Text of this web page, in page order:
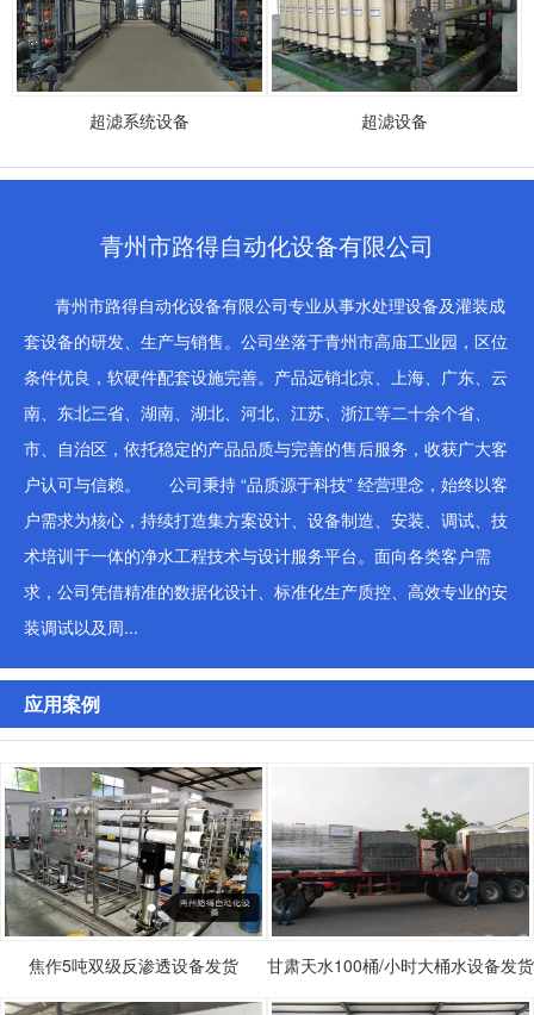
超滤系统设备 超滤设备
青州市路得自动化设备有限公司
青州市路得自动化设备有限公司专业从事水处理设备及灌装成
套设备的研发、生产与销售。公司坐落于青州市高庙工业园，区位
条件优良，软硬件配套设施完善。产品远销北京、上海、广东、云
南、东北三省、湖南、湖北、河北、江苏、浙江等二十余个省、
市、自治区，依托稳定的产品品质与完善的售后服务，收获广大客
户认可与信赖。 公司秉持 “品质源于科技” 经营理念，始终以客
户需求为核心，持续打造集方案设计、设备制造、安装、调试、技
术培训于一体的净水工程技术与设计服务平台。面向各类客户需
求，公司凭借精准的数据化设计、标准化生产质控、高效专业的安
装调试以及周...
应用案例
焦作5吨双级反渗透设备发货 甘肃天水100桶/小时大桶水设备发货